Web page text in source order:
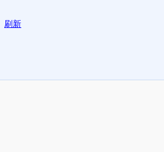
刷新